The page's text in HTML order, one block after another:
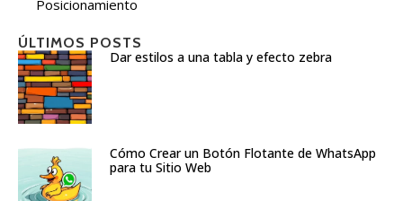
Posicionamiento
ÚLTIMOS POSTS
Dar estilos a una tabla y efecto zebra
Cómo Crear un Botón Flotante de WhatsApp
para tu Sitio Web